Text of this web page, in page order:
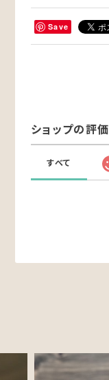
Save
ショップの評価
すべて